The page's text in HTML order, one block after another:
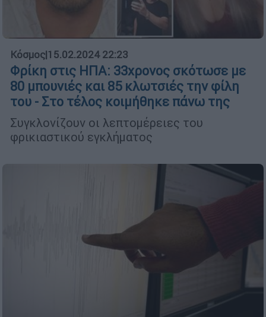
Κόσμος|15.02.2024 22:23
Φρίκη στις ΗΠΑ: 33χρονος σκότωσε με
80 μπουνιές και 85 κλωτσιές την φίλη
του - Στο τέλος κοιμήθηκε πάνω της
Συγκλονίζουν οι λεπτομέρειες του
φρικιαστικού εγκλήματος